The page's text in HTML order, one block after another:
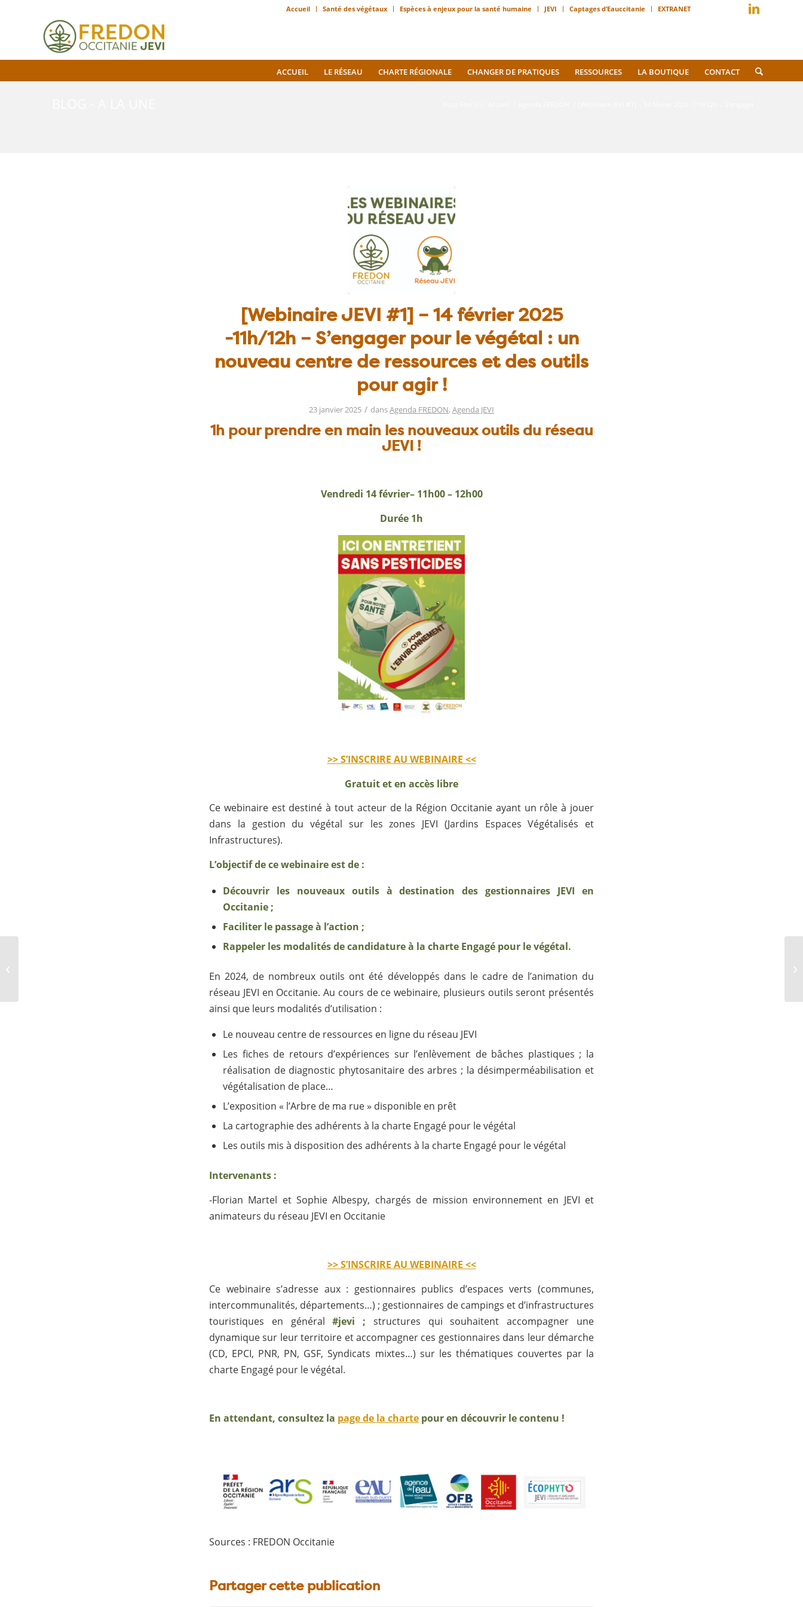
Accueil Santé des végétaux Espèces à enjeux pour la santé humaine JEVI Captages d’Eauccitanie EXTRANET
ACCUEIL LE RÉSEAU CHARTE RÉGIONALE CHANGER DE PRATIQUES RESSOURCES LA BOUTIQUE CONTACT
[Webinaire JEVI #1] – 14 février 2025
-11h/12h – S’engager pour le végétal : un
nouveau centre de ressources et des outils
pour agir !
23 janvier 2025 / dansAgenda FREDON, Agenda JEVI
1h pour prendre en main les nouveaux outils du réseau
JEVI !
Vendredi 14 février– 11h00 – 12h00
Durée 1h
>> S’INSCRIRE AU WEBINAIRE <<
Gratuit et en accès libre
Ce webinaire est destiné à tout acteur de la Région Occitanie ayant un rôle à jouer
dans la gestion du végétal sur les zones JEVI (Jardins Espaces Végétalisés et
Infrastructures).
L’objectif de ce webinaire est de :
Découvrir les nouveaux outils à destination des gestionnaires JEVI en
Occitanie ;
Faciliter le passage à l’action ;
Rappeler les modalités de candidature à la charte Engagé pour le végétal.
En 2024, de nombreux outils ont été développés dans le cadre de l’animation du
réseau JEVI en Occitanie. Au cours de ce webinaire, plusieurs outils seront présentés
ainsi que leurs modalités d’utilisation :
Le nouveau centre de ressources en ligne du réseau JEVI
Les fiches de retours d’expériences sur l’enlèvement de bâches plastiques ; la
réalisation de diagnostic phytosanitaire des arbres ; la désimperméabilisation et
végétalisation de place…
L’exposition « l’Arbre de ma rue » disponible en prêt
La cartographie des adhérents à la charte Engagé pour le végétal
Les outils mis à disposition des adhérents à la charte Engagé pour le végétal
Intervenants :
-Florian Martel et Sophie Albespy, chargés de mission environnement en JEVI et
animateurs du réseau JEVI en Occitanie
>> S’INSCRIRE AU WEBINAIRE <<
Ce webinaire s’adresse aux : gestionnaires publics d’espaces verts (communes,
intercommunalités, départements…) ; gestionnaires de campings et d’infrastructures
touristiques en général#jevi ; structures qui souhaitent accompagner une
dynamique sur leur territoire et accompagner ces gestionnaires dans leur démarche
(CD, EPCI, PNR, PN, GSF, Syndicats mixtes…) sur les thématiques couvertes par la
charte Engagé pour le végétal.
En attendant, consultez la page de la charte pour en découvrir le contenu !
Sources : FREDON Occitanie
Partager cette publication